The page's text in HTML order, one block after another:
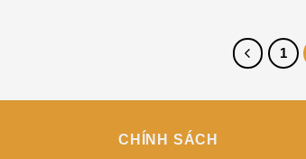
1
CHÍNH SÁCH